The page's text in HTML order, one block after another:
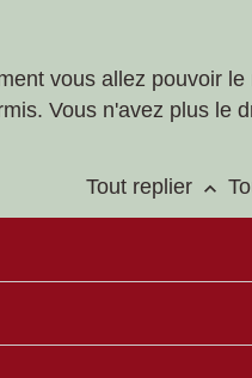
vous allez pouvoir le
Vous n'avez plus le
Tout replier keyboard_arrow_up